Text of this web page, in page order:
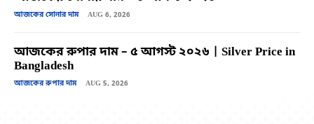
আজকের সোনার দাম AUG 6, 2026
আজকের রুপার দাম – ৫ আগস্ট ২০২৬ | Silver Price in
Bangladesh
আজকের রুপার দাম AUG 5, 2026